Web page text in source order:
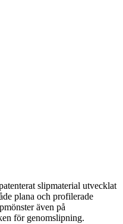
slipmaterial utvecklat
plana och profilerade
även på
för genomslipning.